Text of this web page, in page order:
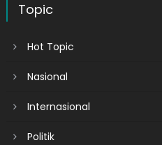
Topic
Hot Topic
Nasional
Internasional
Politik